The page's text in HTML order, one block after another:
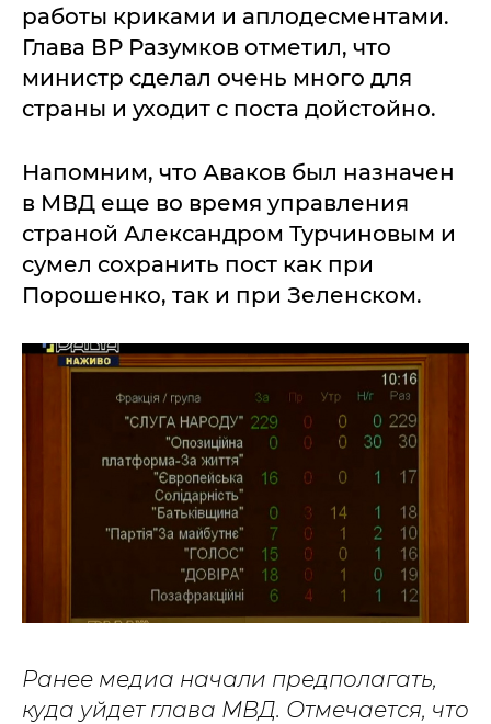
работы криками и аплодесментами.
Глава ВР Разумков отметил, что
министр сделал очень много для
страны и уходит с поста дойстойно.
Напомним, что Аваков был назначен
в МВД еще во время управления
страной Александром Турчиновым и
сумел сохранить пост как при
Порошенко, так и при Зеленском.
Ранее медиа начали предполагать,
куда уйдет глава МВД. Отмечается, что